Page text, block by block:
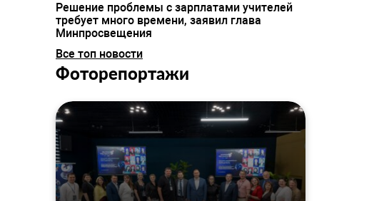
Решение проблемы с зарплатами учителей
требует много времени, заявил глава
Минпросвещения
Все топ новости
Фоторепортажи